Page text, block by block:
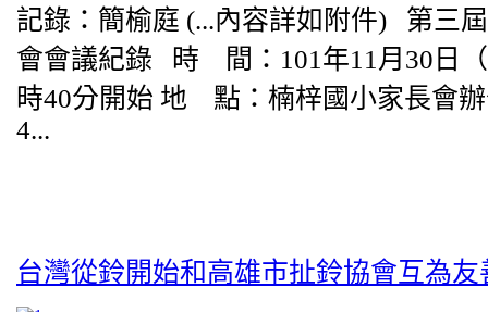
記錄：簡榆庭 (...內容詳如附件) 第三
會會議紀錄 時 間：101年11月30日
時40分開始 地 點：楠梓國小家長會
4...
台灣從鈴開始和高雄市扯鈴協會互為友